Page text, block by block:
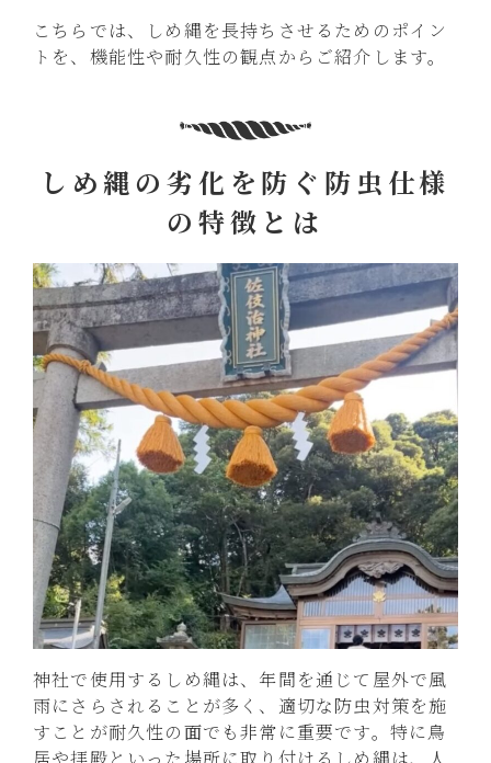
こちらでは、しめ縄を長持ちさせるためのポイン
トを、機能性や耐久性の観点からご紹介します。
しめ縄の劣化を防ぐ防虫仕様
の特徴とは
神社で使用するしめ縄は、年間を通じて屋外で風
雨にさらされることが多く、適切な防虫対策を施
すことが耐久性の面でも非常に重要です。特に鳥
居や拝殿といった場所に取り付けるしめ縄は、人